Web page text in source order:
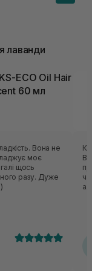
лаванди
ECO Oil Hair
60 мл
Вона не
моє
щось
разу. Дуже